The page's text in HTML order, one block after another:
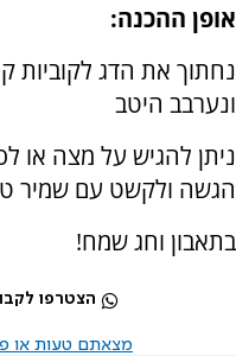
אופן ההכנה:
נחתוך את הדג לקוביות
ונערבב היטב
ניתן להגיש על מצה או
הגשה ולקשט עם שמיר
בתאבון וחג שמח!
הצטרפו
מצאתם טעות או